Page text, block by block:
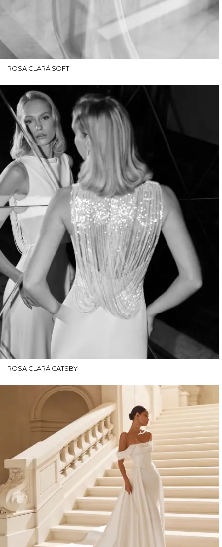
ROSA CLARÁ SOFT
ROSA CLARÁ GATSBY